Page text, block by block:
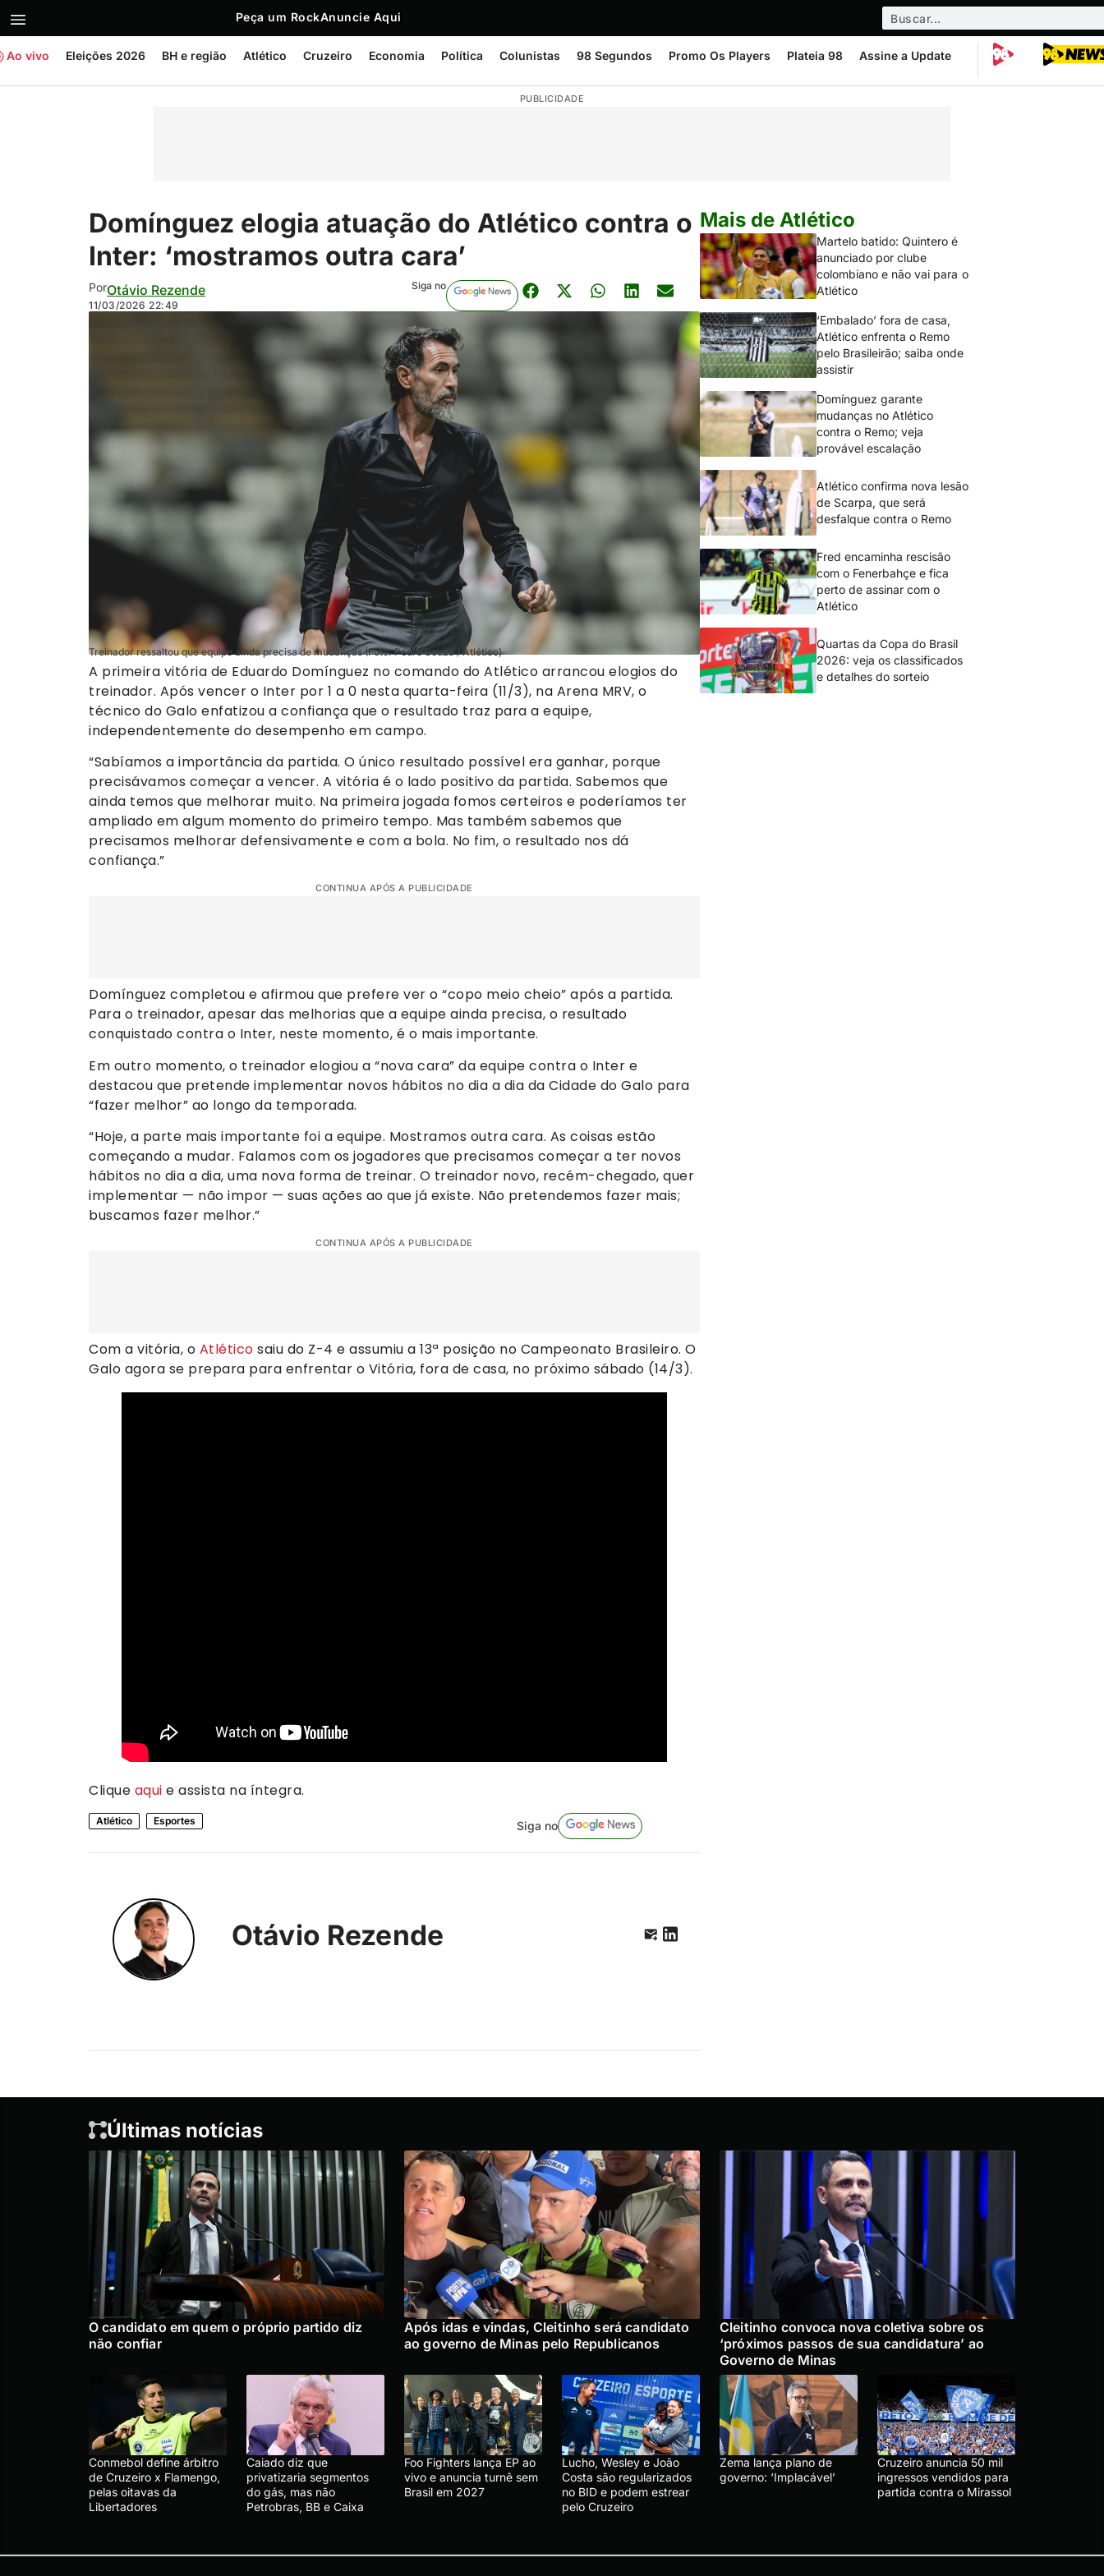
Peça um RockAnuncie Aqui
Ao vivo Eleições 2026 BH e região Atlético Cruzeiro Economia Política Colunistas 98 Segundos Promo Os Players Plateia 98 Assine a Update
PUBLICIDADE
Domínguez elogia atuação do Atlético contra o
Inter: ‘mostramos outra cara’
PorOtávio Rezende
11/03/2026 22:49
Siga no
Treinador ressaltou que equipe ainda precisa de mudanças (Foto: Pedro Souza / Atlético)
A primeira vitória de Eduardo Domínguez no comando do Atlético arrancou elogios do
treinador. Após vencer o Inter por 1 a 0 nesta quarta-feira (11/3), na Arena MRV, o
técnico do Galo enfatizou a confiança que o resultado traz para a equipe,
independentemente do desempenho em campo.
“Sabíamos a importância da partida. O único resultado possível era ganhar, porque
precisávamos começar a vencer. A vitória é o lado positivo da partida. Sabemos que
ainda temos que melhorar muito. Na primeira jogada fomos certeiros e poderíamos ter
ampliado em algum momento do primeiro tempo. Mas também sabemos que
precisamos melhorar defensivamente e com a bola. No fim, o resultado nos dá
confiança.”
CONTINUA APÓS A PUBLICIDADE
Domínguez completou e afirmou que prefere ver o “copo meio cheio” após a partida.
Para o treinador, apesar das melhorias que a equipe ainda precisa, o resultado
conquistado contra o Inter, neste momento, é o mais importante.
Em outro momento, o treinador elogiou a “nova cara” da equipe contra o Inter e
destacou que pretende implementar novos hábitos no dia a dia da Cidade do Galo para
“fazer melhor” ao longo da temporada.
“Hoje, a parte mais importante foi a equipe. Mostramos outra cara. As coisas estão
começando a mudar. Falamos com os jogadores que precisamos começar a ter novos
hábitos no dia a dia, uma nova forma de treinar. O treinador novo, recém-chegado, quer
implementar — não impor — suas ações ao que já existe. Não pretendemos fazer mais;
buscamos fazer melhor.”
CONTINUA APÓS A PUBLICIDADE
Com a vitória, o Atlético saiu do Z-4 e assumiu a 13ª posição no Campeonato Brasileiro. O
Galo agora se prepara para enfrentar o Vitória, fora de casa, no próximo sábado (14/3).
Clique aqui e assista na íntegra.
Atlético Esportes Siga no
Otávio Rezende
Mais de Atlético
Martelo batido: Quintero é
anunciado por clube
colombiano e não vai para o
Atlético
‘Embalado’ fora de casa,
Atlético enfrenta o Remo
pelo Brasileirão; saiba onde
assistir
Domínguez garante
mudanças no Atlético
contra o Remo; veja
provável escalação
Atlético confirma nova lesão
de Scarpa, que será
desfalque contra o Remo
Fred encaminha rescisão
com o Fenerbahçe e fica
perto de assinar com o
Atlético
Quartas da Copa do Brasil
2026: veja os classificados
e detalhes do sorteio
Últimas notícias
O candidato em quem o próprio partido diz
não confiar
Após idas e vindas, Cleitinho será candidato
ao governo de Minas pelo Republicanos
Cleitinho convoca nova coletiva sobre os
‘próximos passos de sua candidatura’ ao
Governo de Minas
Conmebol define árbitro
de Cruzeiro x Flamengo,
pelas oitavas da
Libertadores
Caiado diz que
privatizaria segmentos
do gás, mas não
Petrobras, BB e Caixa
Foo Fighters lança EP ao
vivo e anuncia turnê sem
Brasil em 2027
Lucho, Wesley e João
Costa são regularizados
no BID e podem estrear
pelo Cruzeiro
Zema lança plano de
governo: ‘Implacável’
Cruzeiro anuncia 50 mil
ingressos vendidos para
partida contra o Mirassol